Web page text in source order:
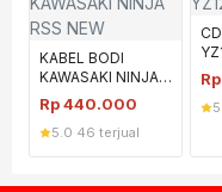
KABEL BODI
KAWASAKI NINJA
R/SS NEW
Rp440.000
5.0 46 terjual
Rp